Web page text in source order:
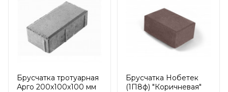
Брусчатка тротуарная
Арго 200x100x100 мм
Брусчатка Нобетек
(1П8ф) "Коричневая"